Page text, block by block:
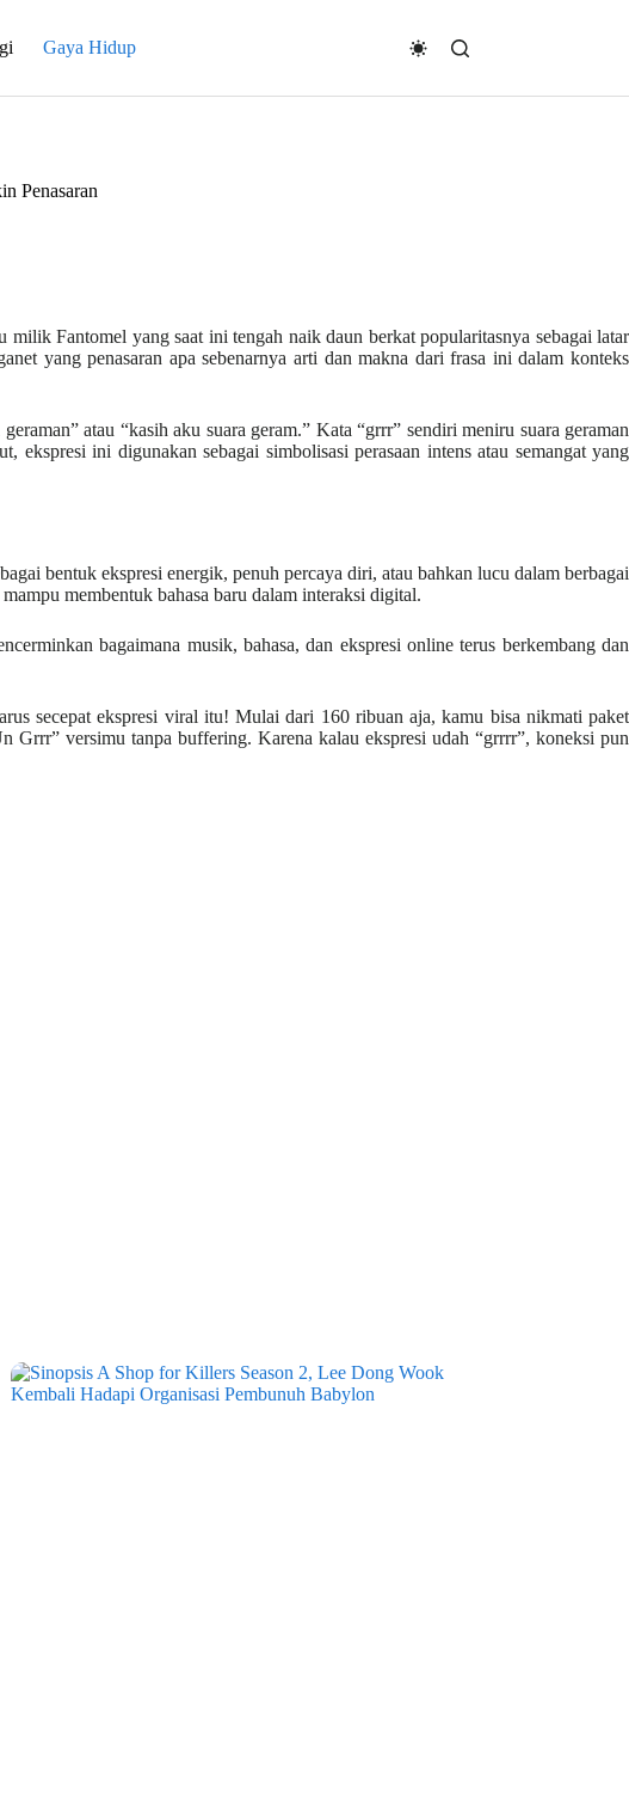
Gaya Hidup
Penasaran
Fantomel yang saat ini tengah naik daun berkat popularitasnya sebagai latar
yang penasaran apa sebenarnya arti dan makna dari frasa ini dalam konteks
atau “kasih aku suara geram.” Kata “grrr” sendiri meniru suara geraman
ini digunakan sebagai simbolisasi perasaan intens atau semangat yang
bentuk ekspresi energik, penuh percaya diri, atau bahkan lucu dalam berbagai
membentuk bahasa baru dalam interaksi digital.
bagaimana musik, bahasa, dan ekspresi online terus berkembang dan
secepat ekspresi viral itu! Mulai dari 160 ribuan aja, kamu bisa nikmati paket
Grrr” versimu tanpa buffering. Karena kalau ekspresi udah “grrrr”, koneksi pun